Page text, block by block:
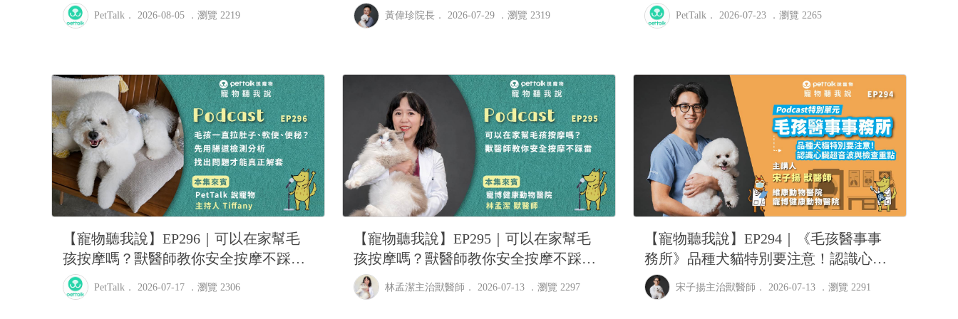
號feat.脈萌-James
PetTalk ． 2026-08-05 ． 瀏覽 2219
超音波找答案｜專業獸醫—黃偉珍
黃偉珍院長 ． 2026-07-29 ． 瀏覽 2319
萌-Bryan
PetTalk ． 2026-07-23 ． 瀏覽 2265
【寵物聽我說】EP296｜可以在家幫毛
孩按摩嗎？獸醫師教你安全按摩不踩雷
｜PetTalk主持人—Tiffany
PetTalk ． 2026-07-17 ． 瀏覽 2306
【寵物聽我說】EP295｜可以在家幫毛
孩按摩嗎？獸醫師教你安全按摩不踩雷
｜專業獸醫—林孟潔
林孟潔主治獸醫師 ． 2026-07-13 ． 瀏覽 2297
【寵物聽我說】EP294｜《毛孩醫事事
務所》品種犬貓特別要注意！認識心臟
超音波與檢查重點｜專業獸醫—宋子揚
宋子揚主治獸醫師 ． 2026-07-13 ． 瀏覽 2291